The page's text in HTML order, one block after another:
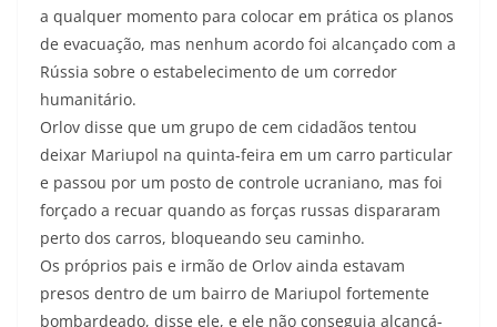
a qualquer momento para colocar em prática os planos
de evacuação, mas nenhum acordo foi alcançado com a
Rússia sobre o estabelecimento de um corredor
humanitário.
Orlov disse que um grupo de cem cidadãos tentou
deixar Mariupol na quinta-feira em um carro particular
e passou por um posto de controle ucraniano, mas foi
forçado a recuar quando as forças russas dispararam
perto dos carros, bloqueando seu caminho.
Os próprios pais e irmão de Orlov ainda estavam
presos dentro de um bairro de Mariupol fortemente
bombardeado, disse ele, e ele não conseguia alcançá-